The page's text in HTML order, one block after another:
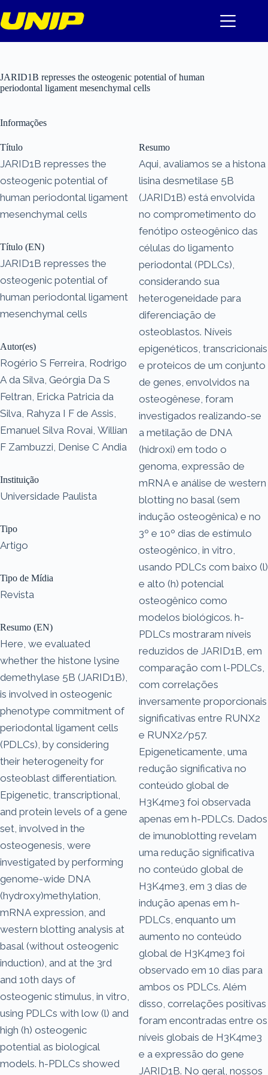
para
o
JARID1B represses the osteogenic potential of human
periodontal ligament mesenchymal cells
Informações
Título
JARID1B represses the
osteogenic potential of
human periodontal ligament
mesenchymal cells
Título (EN)
JARID1B represses the
osteogenic potential of
human periodontal ligament
mesenchymal cells
Autor(es)
Rogério S Ferreira, Rodrigo
A da Silva, Geórgia Da S
Feltran, Ericka Patricia da
Silva, Rahyza I F de Assis,
Emanuel Silva Rovai, Willian
F Zambuzzi, Denise C Andia
Instituição
Universidade Paulista
Tipo
Artigo
Tipo de Mídia
Revista
Resumo (EN)
Here, we evaluated
whether the histone lysine
demethylase 5B (JARID1B),
is involved in osteogenic
phenotype commitment of
periodontal ligament cells
(PDLCs), by considering
their heterogeneity for
osteoblast differentiation.
Epigenetic, transcriptional,
and protein levels of a gene
set, involved in the
osteogenesis, were
investigated by performing
genome-wide DNA
(hydroxy)methylation,
mRNA expression, and
western blotting analysis at
basal (without osteogenic
induction), and at the 3rd
and 10th days of
osteogenic stimulus, in vitro,
using PDLCs with low (l) and
high (h) osteogenic
potential as biological
models. h-PDLCs showed
Resumo
Aqui, avaliamos se a histona
lisina desmetilase 5B
(JARID1B) está envolvida
no comprometimento do
fenótipo osteogênico das
células do ligamento
periodontal (PDLCs),
considerando sua
heterogeneidade para
diferenciação de
osteoblastos. Níveis
epigenéticos, transcricionais
e proteicos de um conjunto
de genes, envolvidos na
osteogênese, foram
investigados realizando-se
a metilação de DNA
(hidroxi) em todo o
genoma, expressão de
mRNA e análise de western
blotting no basal (sem
indução osteogênica) e no
3º e 10º dias de estímulo
osteogênico, in vitro,
usando PDLCs com baixo (l)
e alto (h) potencial
osteogênico como
modelos biológicos. h-
PDLCs mostraram níveis
reduzidos de JARID1B, em
comparação com l-PDLCs,
com correlações
inversamente proporcionais
significativas entre RUNX2
e RUNX2/p57.
Epigeneticamente, uma
redução significativa no
conteúdo global de
H3K4me3 foi observada
apenas em h-PDLCs. Dados
de imunoblotting revelam
uma redução significativa
no conteúdo global de
H3K4me3, em 3 dias de
indução apenas em h-
PDLCs, enquanto um
aumento no conteúdo
global de H3K4me3 foi
observado em 10 dias para
ambos os PDLCs. Além
disso, correlações positivas
foram encontradas entre os
níveis globais de H3K4me3
e a expressão do gene
JARID1B. No geral, nossos